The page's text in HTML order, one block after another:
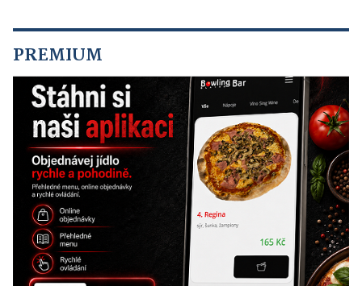
PREMIUM